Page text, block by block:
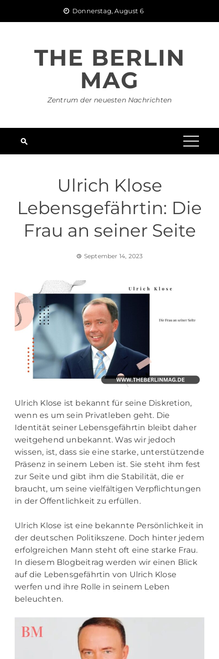
Donnerstag, August 6
THE BERLIN
MAG
Zentrum der neuesten Nachrichten
Ulrich Klose
Lebensgefährtin: Die
Frau an seiner Seite
September 14, 2023
Ulrich Klose ist bekannt für seine Diskretion,
wenn es um sein Privatleben geht. Die
Identität seiner Lebensgefährtin bleibt daher
weitgehend unbekannt. Was wir jedoch
wissen, ist, dass sie eine starke, unterstützende
Präsenz in seinem Leben ist. Sie steht ihm fest
zur Seite und gibt ihm die Stabilität, die er
braucht, um seine vielfältigen Verpflichtungen
in der Öffentlichkeit zu erfüllen.
Ulrich Klose ist eine bekannte Persönlichkeit in
der deutschen Politikszene. Doch hinter jedem
erfolgreichen Mann steht oft eine starke Frau.
In diesem Blogbeitrag werden wir einen Blick
auf die Lebensgefährtin von Ulrich Klose
werfen und ihre Rolle in seinem Leben
beleuchten.